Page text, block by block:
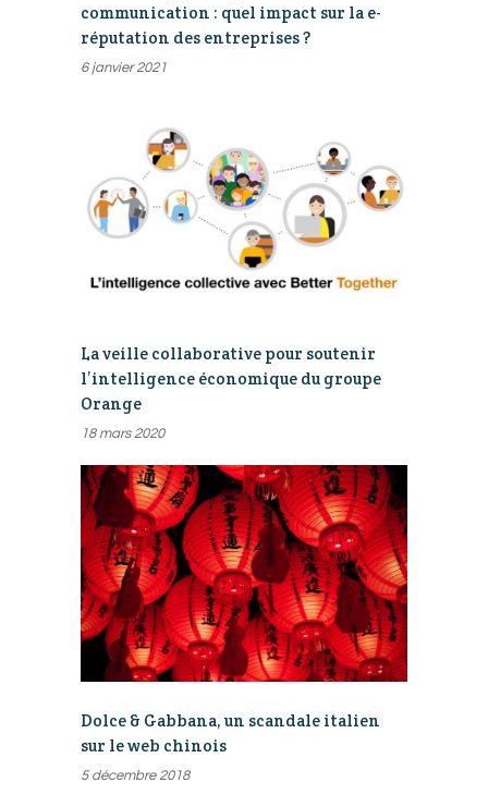
communication : quel impact sur la e-
réputation des entreprises ?
6 janvier 2021
La veille collaborative pour soutenir
l’intelligence économique du groupe
Orange
18 mars 2020
Dolce & Gabbana, un scandale italien
sur le web chinois
5 décembre 2018